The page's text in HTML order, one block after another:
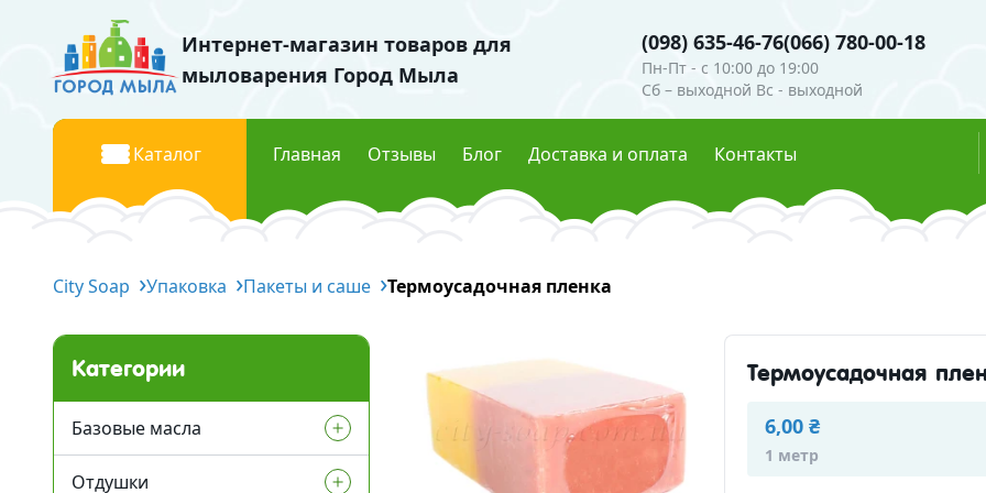
Интернет-магазин товаров для
мыловарения Город Мыла
(098) 635-46-76(066) 780-00-18
Пн-Пт - c 10:00 до 19:00
Сб – выходной Вс - выходной
Каталог
Жидкие базовые масла
Отдушки
Отдушки Украина
Жидкие пигменты
Глиттеры
Пищевые красители
Флуоресцентные пигменты
Мика косметическая
Эфирные масла
Скрабы, воски, глины
Глины и пудры
Главная Отзывы Блог Доставка и оплата Контакты
City Soap Упаковка Пакеты и саше Термоусадочная пленка
Категории
Базовые масла
Жидкие базовые масла
Отдушки
Термоусадочная
6,00 ₴
1 метр